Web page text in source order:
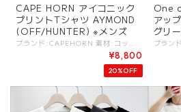
CAPE HORN アイコニック
プリントTシャツ AYMOND
(OFF/HUNTER) ※メンズ
¥8,800
20%OFF
One
アッ
グリ